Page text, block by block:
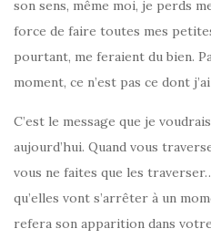
son sens, même moi, je perds
force de faire toutes mes
pourtant, me feraient du bien.
moment, ce n’est pas ce dont
C’est le message que je
aujourd’hui. Quand vous
vous ne faites que les
qu’elles vont s’arrêter à un
refera son apparition dans